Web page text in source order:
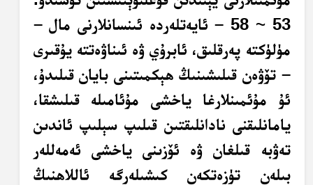
53 ~ 58 – ئايەتلەردە ئىنسانلارنى مال –
مۈلۈكتە پەرقلىق، ئابرۇي ۋە ئىناۋەتتە يۇقىرى
– تۆۋەن قىلىشىنىڭ ھېكمىتىنى بايان قىلىدۇ،
ئۇ مۇئمىنلارغا ياخشى مۇئامىلە قىلىشقا،
يامانلىقنى نادانلىقتىن قىلىپ سېلىپ ئاندىن
تەۋبە قىلغان ۋە ئۆزىنى ياخشى ئەمەللەر
بىلەن تۈزەتكەن كىشىلەرگە ئاللاھنىڭ